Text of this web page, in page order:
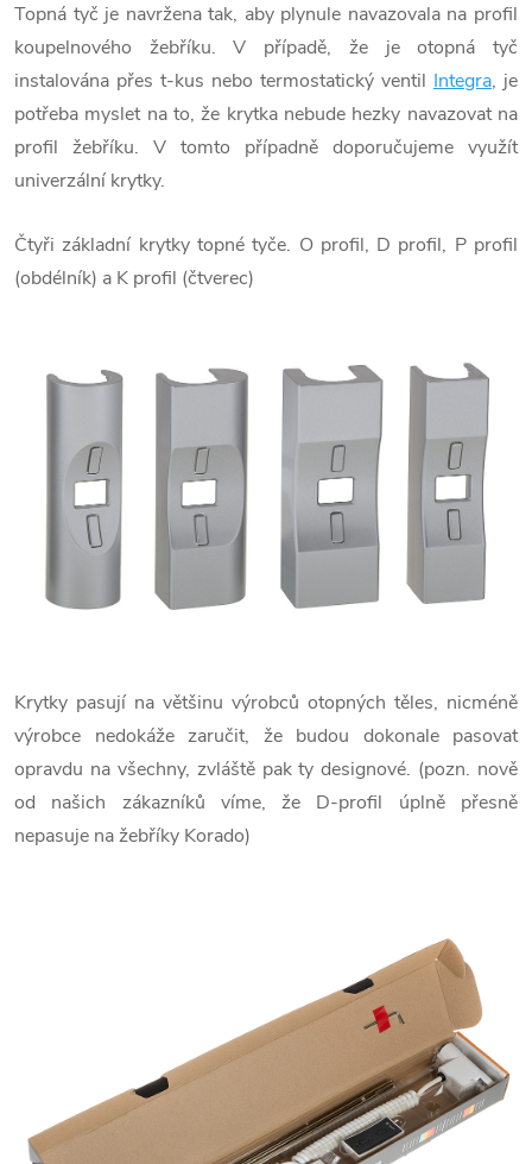
Topná tyč je navržena tak, aby plynule navazovala na profil
koupelnového žebříku. V případě, že je otopná tyč
instalována přes t-kus nebo termostatický ventil Integra, je
potřeba myslet na to, že krytka nebude hezky navazovat na
profil žebříku. V tomto případně doporučujeme využít
univerzální krytky.
Čtyři základní krytky topné tyče. O profil, D profil, P profil
(obdélník) a K profil (čtverec)
Krytky pasují na většinu výrobců otopných těles, nicméně
výrobce nedokáže zaručit, že budou dokonale pasovat
opravdu na všechny, zvláště pak ty designové. (pozn. nově
od našich zákazníků víme, že D-profil úplně přesně
nepasuje na žebříky Korado)